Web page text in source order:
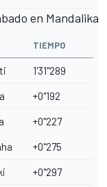
en Mandalika
TIEMPO
1'31''289
+0"192
+0"227
+0"275
+0"297